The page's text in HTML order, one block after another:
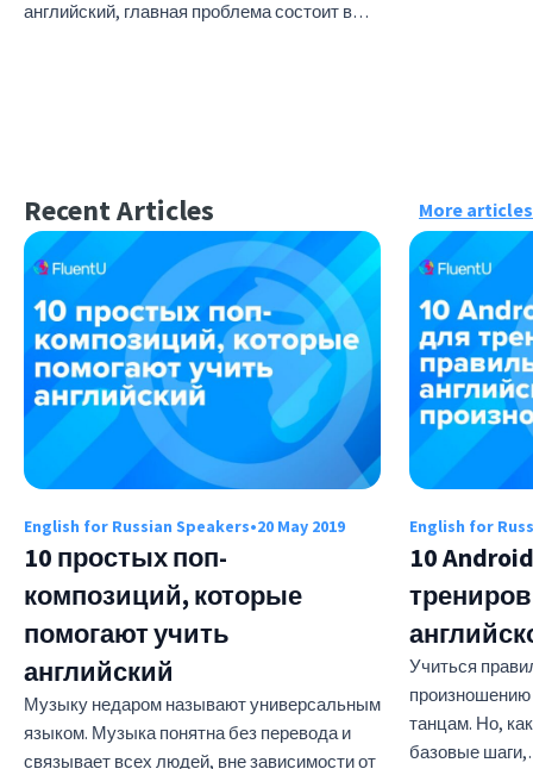
английский, главная проблема состоит в…
Recent Articles More articles
English for Russian Speakers•20 May 2019
10 простых поп-
композиций, которые
помогают учить
английский
Музыку недаром называют универсальным
языком. Музыка понятна без перевода и
связывает всех людей, вне зависимости от
English for
10
Учиться
произношению
танцам. Но,
базовые